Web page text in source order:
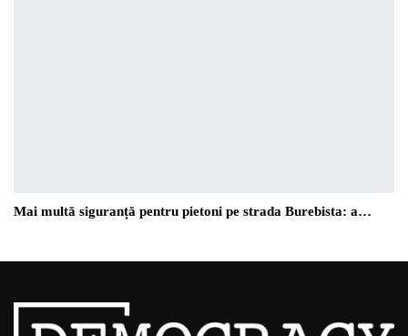
Mai multă siguranță pentru pietoni pe strada Burebista: a…